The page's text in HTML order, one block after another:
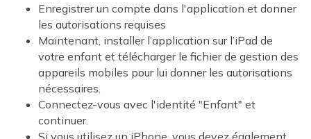
Enregistrer un compte dans l'application et donner
les autorisations requises
Maintenant, installer l’application sur l’iPad de
votre enfant et télécharger le fichier de gestion des
appareils mobiles pour lui donner les autorisations
nécessaires.
Connectez-vous avec l'identité "Enfant" et
continuer.
Si vous utilisez un iPhone, vous devez également